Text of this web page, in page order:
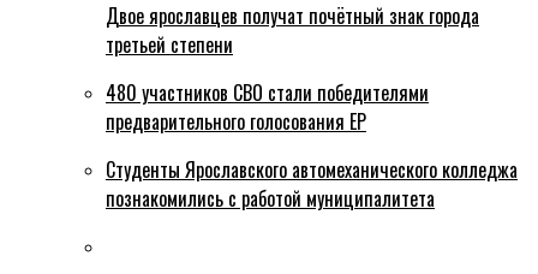
Двое ярославцев получат почётный знак города
третьей степени
480 участников СВО стали победителями
предварительного голосования ЕР
Студенты Ярославского автомеханического колледжа
познакомились с работой муниципалитета